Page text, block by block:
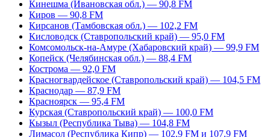
Кинешма (Ивановская обл.) — 90,8 FM
Киров — 90,8 FM
Кирсанов (Тамбовская обл.) — 102,2 FM
Кисловодск (Ставропольский край) — 95,0 FM
Комсомольск-на-Амуре (Хабаровский край) — 99,9 FM
Копейск (Челябинская обл.) — 88,4 FM
Кострома — 92,0 FM
Красногвардейское (Ставропольский край) — 104,5 FM
Краснодар — 87,9 FM
Красноярск — 95,4 FM
Курская (Ставропольский край) — 100,0 FM
Кызыл (Республика Тыва) — 104,8 FM
Лимасол (Республика Кипр) — 102,9 FM и 107,9 FM